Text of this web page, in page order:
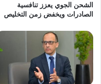
الشحن الجوي يعزز تنافسية
الصادرات ويخفض زمن التخليص